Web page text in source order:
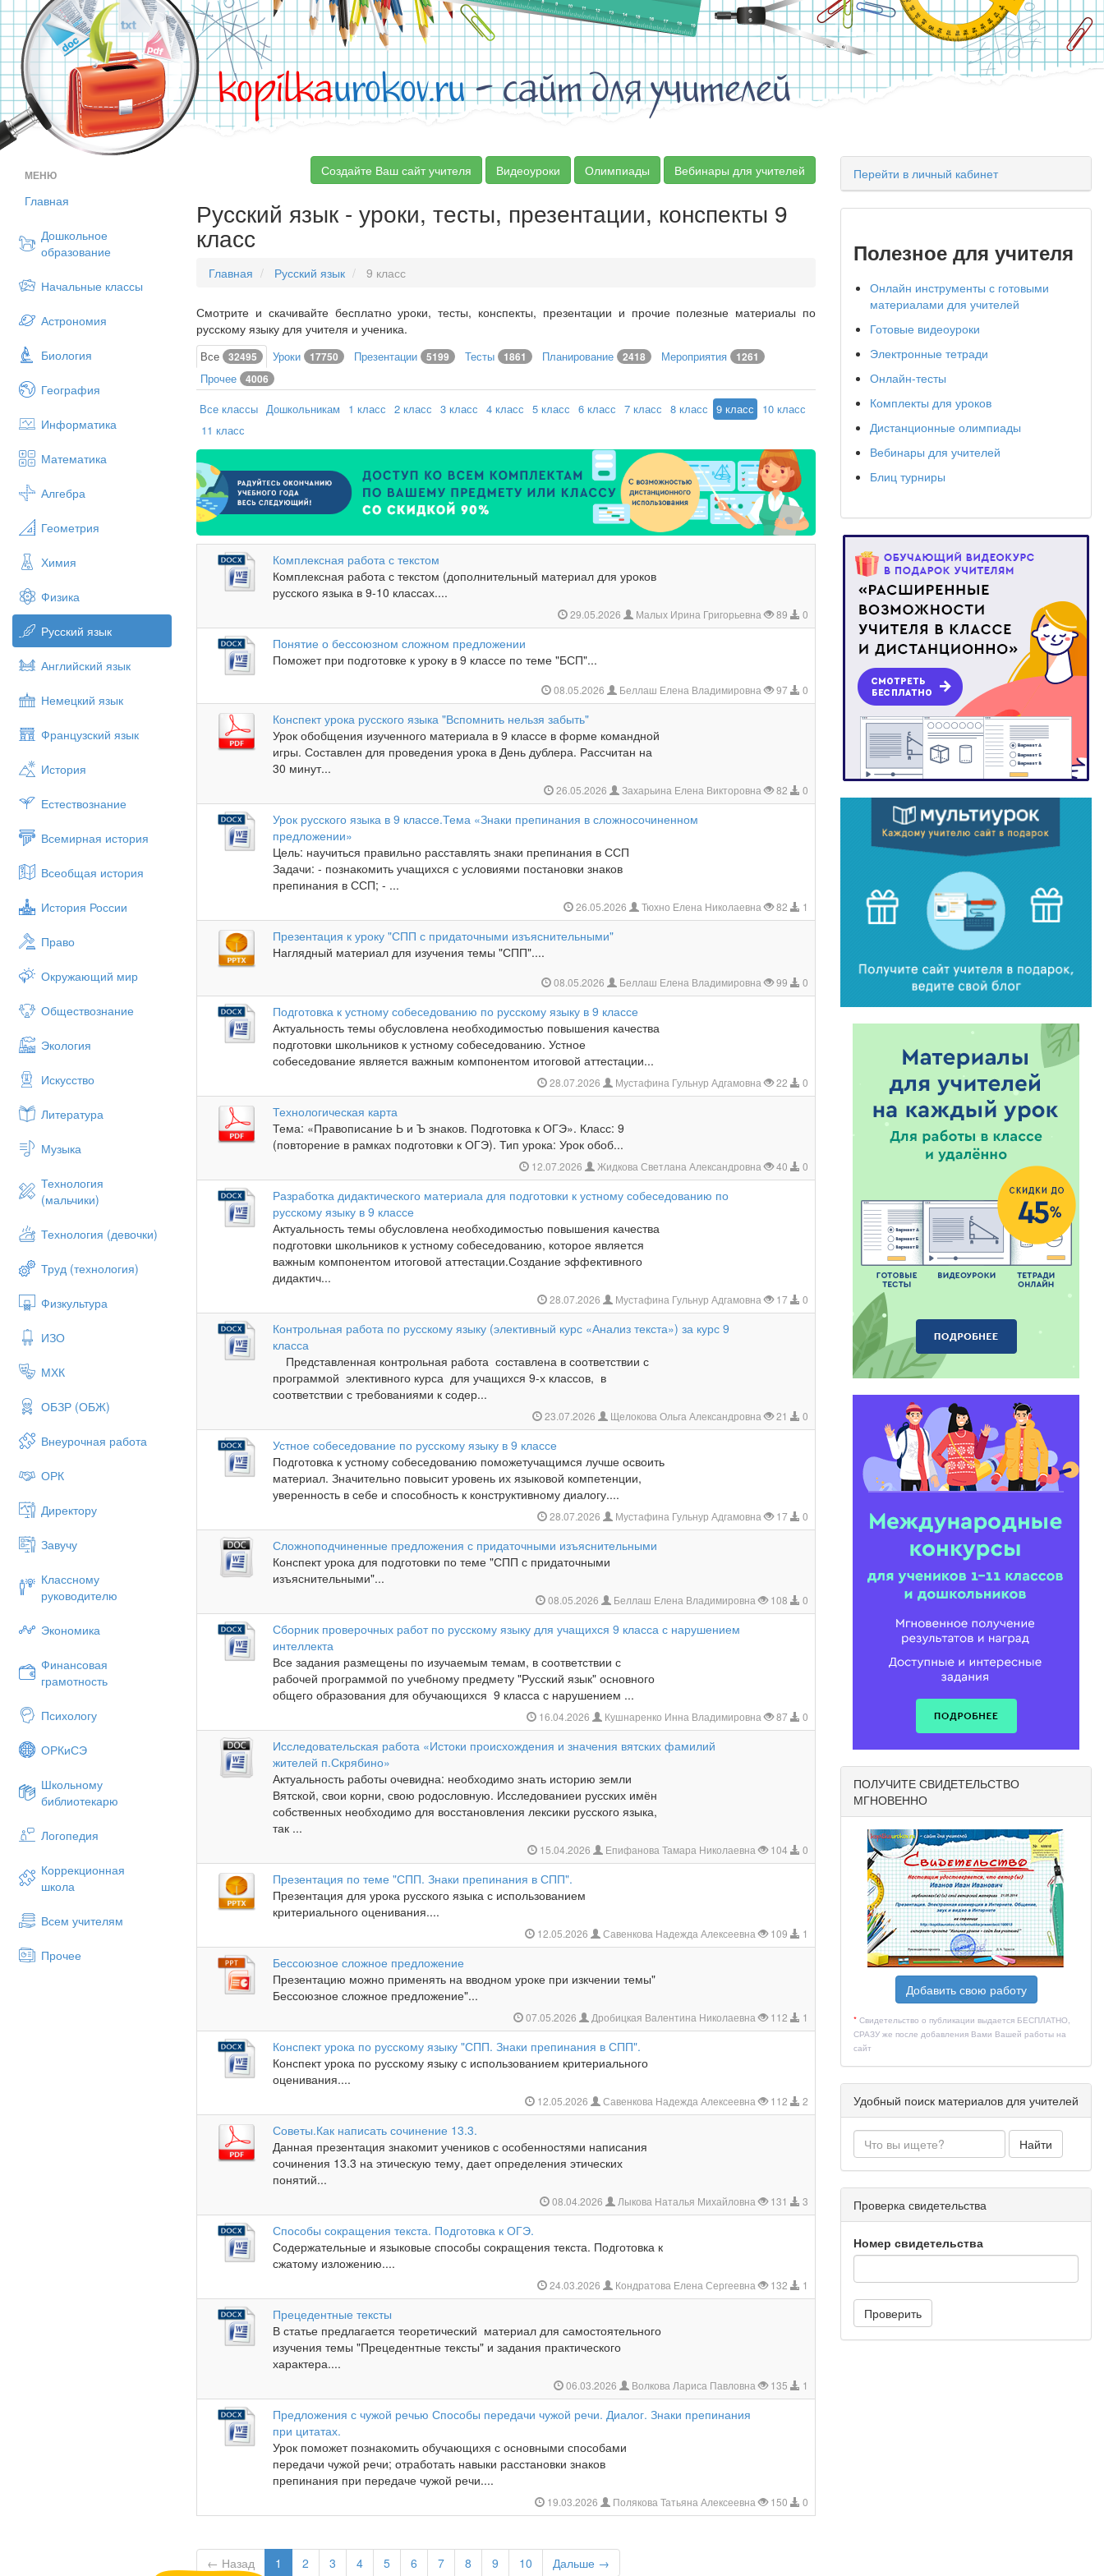
kopilkaurokov.ru- сайт для учителей
МЕНЮ
Главная
Дошкольное
образование
Начальные классы
Астрономия
Биология
География
Информатика
Математика
Алгебра
Геометрия
Химия
Физика
Русский язык
Английский язык
Немецкий язык
Французский язык
История
Естествознание
Всемирная история
Всеобщая история
История России
Право
Окружающий мир
Обществознание
Экология
Искусство
Литература
Музыка
Технология
(мальчики)
Технология (девочки)
Труд (технология)
Физкультура
ИЗО
МХК
ОБЗР (ОБЖ)
Внеурочная работа
ОРК
Директору
Завучу
Классному
руководителю
Экономика
Финансовая
грамотность
Психологу
ОРКиСЭ
Школьному
библиотекарю
Логопедия
Коррекционная
школа
Всем учителям
Прочее
Создайте Ваш сайт учителя Видеоуроки Олимпиады Вебинары для учителей
Русский язык - уроки, тесты, презентации, конспекты 9
класс
Главная Русский язык 9 класс
Смотрите и скачивайте бесплатно уроки, тесты, конспекты, презентации и прочие полезные материалы по
русскому языку для учителя и ученика.
Все 32495 Уроки 17750 Презентации 5199 Тесты 1861 Планирование 2418 Мероприятия 1261
Прочее 4006
Все классы Дошкольникам 1 класс 2 класс 3 класс 4 класс 5 класс 6 класс 7 класс 8 класс 9 класс
10 класс
11 класс
Комплексная работа с текстом
Комплексная работа с текстом (дополнительный материал для уроков
русского языка в 9-10 классах....
29.05.2026 Малых Ирина Григорьевна 89 0
Понятие о бессоюзном сложном предложении
Поможет при подготовке к уроку в 9 классе по теме "БСП"...
08.05.2026 Беллаш Елена Владимировна 97 0
Конспект урока русского языка "Вспомнить нельзя забыть"
Урок обобщения изученного материала в 9 классе в форме командной
игры. Составлен для проведения урока в День дублера. Рассчитан на
30 минут...
26.05.2026 Захарьина Елена Викторовна 82 0
Урок русского языка в 9 классе.Тема «Знаки препинания в сложносочиненном
предложении»
Цель: научиться правильно расставлять знаки препинания в ССП
Задачи: - познакомить учащихся с условиями постановки знаков
препинания в ССП; - ...
26.05.2026 Тюхно Елена Николаевна 82 1
Презентация к уроку "СПП с придаточными изъяснительными"
Наглядный материал для изучения темы "СПП"....
08.05.2026 Беллаш Елена Владимировна 99 0
Подготовка к устному собеседованию по русскому языку в 9 классе
Актуальность темы обусловлена необходимостью повышения качества
подготовки школьников к устному собеседованию. Устное
собеседование является важным компонентом итоговой аттестации...
28.07.2026 Мустафина Гульнур Адгамовна 22 0
Технологическая карта
Тема: «Правописание Ь и Ъ знаков. Подготовка к ОГЭ». Класс: 9
(повторение в рамках подготовки к ОГЭ). Тип урока: Урок обоб...
12.07.2026 Жидкова Светлана Александровна 40 0
Разработка дидактического материала для подготовки к устному собеседованию по
русскому языку в 9 классе
Актуальность темы обусловлена необходимостью повышения качества
подготовки школьников к устному собеседованию, которое является
важным компонентом итоговой аттестации.Создание эффективного
дидактич...
28.07.2026 Мустафина Гульнур Адгамовна 17 0
Контрольная работа по русскому языку (элективный курс «Анализ текста») за курс 9
класса
Представленная контрольная работа составлена в соответствии с
программой элективного курса для учащихся 9-х классов, в
соответствии с требованиями к содер...
23.07.2026 Щелокова Ольга Александровна 21 0
Устное собеседование по русскому языку в 9 классе
Подготовка к устному собеседованию поможетучащимся лучше освоить
материал. Значительно повысит уровень их языковой компетенции,
уверенность в себе и способность к конструктивному диалогу....
28.07.2026 Мустафина Гульнур Адгамовна 17 0
Сложноподчиненные предложения с придаточными изъяснительными
Конспект урока для подготовки по теме "СПП с придаточными
изъяснительными"...
08.05.2026 Беллаш Елена Владимировна 108 0
Сборник проверочных работ по русскому языку для учащихся 9 класса с нарушением
интеллекта
Все задания размещены по изучаемым темам, в соответствии с
рабочей программой по учебному предмету "Русский язык" основного
общего образования для обучающихся 9 класса с нарушением ...
16.04.2026 Кушнаренко Инна Владимировна 87 0
Исследовательская работа «Истоки происхождения и значения вятских фамилий
жителей п.Скрябино»
Актуальность работы очевидна: необходимо знать историю земли
Вятской, свои корни, свою родословную. Исследованиеи русских имён
собственных необходимо для восстановления лексики русского языка,
так ...
15.04.2026 Епифанова Тамара Николаевна 104 0
Презентация по теме "СПП. Знаки препинания в СПП".
Презентация для урока русского языка с использованием
критериального оценивания....
12.05.2026 Савенкова Надежда Алексеевна 109 1
Бессоюзное сложное предложение
Презентацию можно применять на вводном уроке при изкчении темы"
Бессоюзное сложное предложение"...
07.05.2026 Дробицкая Валентина Николаевна 112 1
Конспект урока по русскому языку "СПП. Знаки препинания в СПП".
Конспект урока по русскому языку с использованием критериального
оценивания....
12.05.2026 Савенкова Надежда Алексеевна 112 2
Советы.Как написать сочинение 13.3.
Данная презентация знакомит учеников с особенностями написания
сочинения 13.3 на этическую тему, дает определения этических
понятий...
08.04.2026 Лыкова Наталья Михайловна 131 3
Способы сокращения текста. Подготовка к ОГЭ.
Содержательные и языковые способы сокращения текста. Подготовка к
сжатому изложению....
24.03.2026 Кондратова Елена Сергеевна 132 1
Прецедентные тексты
В статье предлагается теоретический материал для самостоятельного
изучения темы "Прецедентные тексты" и задания практического
характера....
06.03.2026 Волкова Лариса Павловна 135 1
Предложения с чужой речью Способы передачи чужой речи. Диалог. Знаки препинания
при цитатах.
Урок поможет познакомить обучающихя с основными способами
передачи чужой речи; отработать навыки расстановки знаков
препинания при передаче чужой речи....
19.03.2026 Полякова Татьяна Алексеевна 150 0
← Назад 1 2 3 4 5 6 7 8 9 10 Дальше →
Перейти в личный кабинет
Полезное для учителя
Онлайн инструменты с готовыми
материалами для учителей
Готовые видеоуроки
Электронные тетради
Онлайн-тесты
Комплекты для уроков
Дистанционные олимпиады
Вебинары для учителей
Блиц турниры
ПОЛУЧИТЕ СВИДЕТЕЛЬСТВО
МГНОВЕННО
Добавить свою работу
* Свидетельство о публикации выдается БЕСПЛАТНО,
СРАЗУ же после добавления Вами Вашей работы на
сайт
Удобный поиск материалов для учителей
Найти
Проверка свидетельства
Номер свидетельства
Проверить